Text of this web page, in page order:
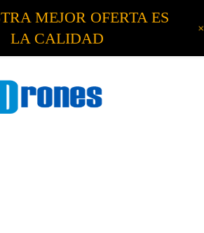
MEJOR OFERTA ES
LA CALIDAD